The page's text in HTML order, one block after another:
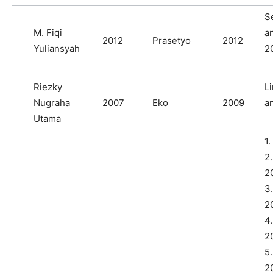
M. Fiqi
Yuliansyah
2012 Prasetyo 2012
Riezky
Nugraha
Utama
2007 Eko 2009